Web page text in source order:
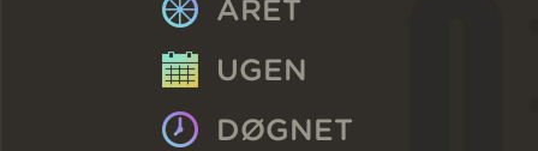
ÅRET
UGEN
DØGNET